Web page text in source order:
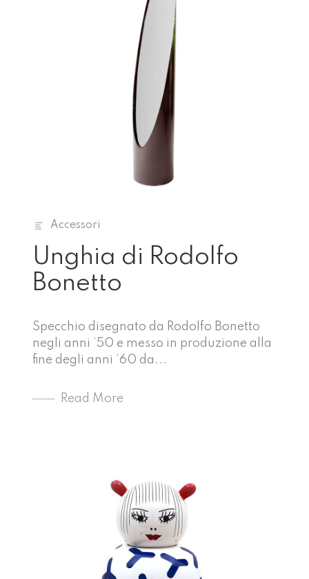
Accessori
Unghia di Rodolfo
Bonetto
Specchio disegnato da Rodolfo Bonetto
negli anni ‘50 e messo in produzione alla
fine degli anni ‘60 da...
Read More